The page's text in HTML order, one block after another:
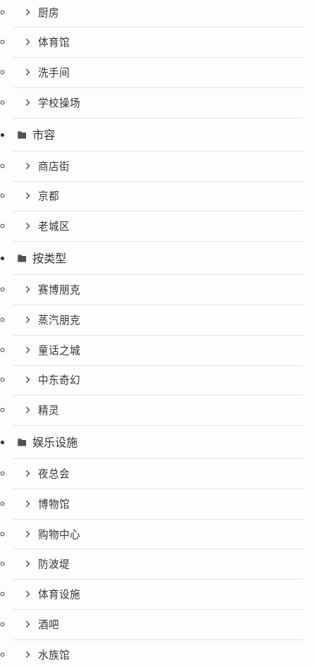
厨房
体育馆
洗手间
学校操场
市容
商店街
京都
老城区
按类型
赛博朋克
蒸汽朋克
童话之城
中东奇幻
精灵
娱乐设施
夜总会
博物馆
购物中心
防波堤
体育设施
酒吧
水族馆